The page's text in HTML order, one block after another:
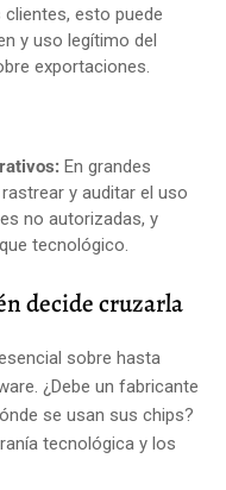
esto puede
y uso legítimo del
exportaciones.
En grandes
y auditar el uso
no autorizadas, y
tecnológico.
decide cruzarla
sobre hasta
¿Debe un fabricante
se usan sus chips?
tecnológica y los